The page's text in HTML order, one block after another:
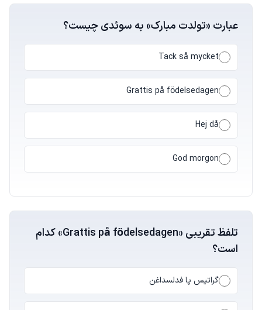
عبارت «تولدت مبارک» به سوئدی چیست؟
Tack så mycket
Grattis på födelsedagen
Hej då
God morgon
تلفظ تقریبی «Grattis på födelsedagen» کدام
است؟
گراتیس پا فدلسداغن